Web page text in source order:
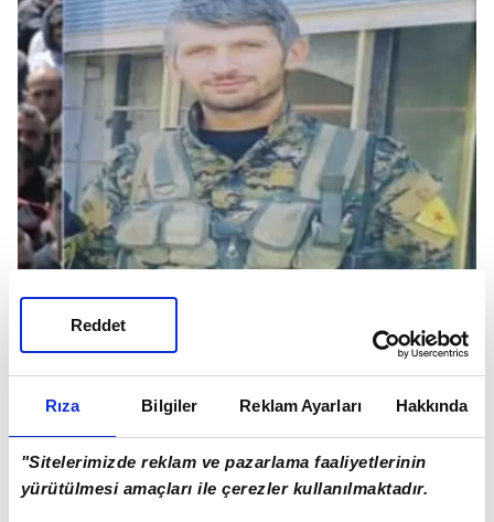
Rıza Bilgiler Reklam Ayarları Hakkında
"Sitelerimizde reklam ve pazarlama faaliyetlerinin
yürütülmesi amaçları ile çerezler kullanılmaktadır.
Reddet